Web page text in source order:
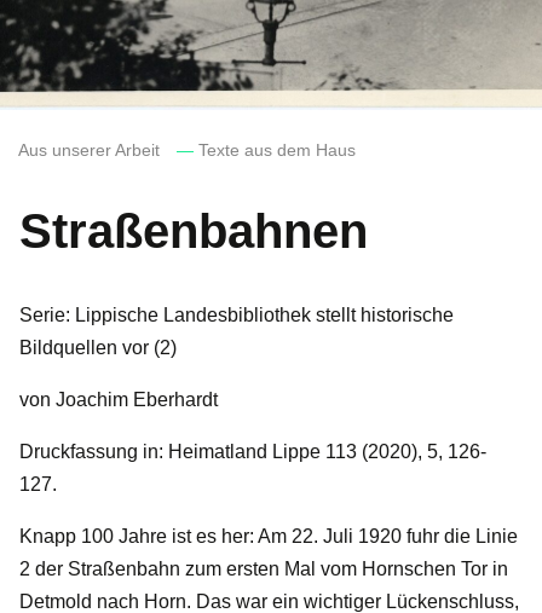
Aus unserer Arbeit — Texte aus dem Haus
Straßenbahnen
Serie: Lippische Landesbibliothek stellt historische
Bildquellen vor (2)
von Joachim Eberhardt
Druckfassung in: Heimatland Lippe 113 (2020), 5, 126-
127.
Knapp 100 Jahre ist es her: Am 22. Juli 1920 fuhr die Linie
2 der Straßenbahn zum ersten Mal vom Hornschen Tor in
Detmold nach Horn. Das war ein wichtiger Lückenschluss,